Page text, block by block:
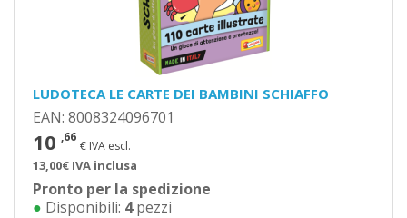
LUDOTECA LE CARTE DEI BAMBINI SCHIAFFO
EAN: 8008324096701
10 ,66
€ IVA escl.
13,00€ IVA inclusa
Pronto per la spedizione
● Disponibili: 4pezzi